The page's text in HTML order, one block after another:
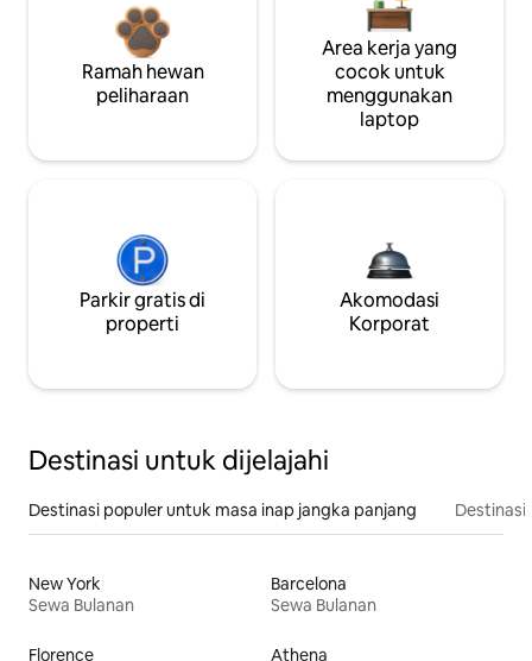
Ramah hewan
peliharaan
Area kerja yang
cocok untuk
menggunakan
laptop
Parkir gratis di
properti
Akomodasi
Korporat
Destinasi untuk dijelajahi
Destinasi populer untuk masa inap jangka panjang Destinasi
New York
Sewa Bulanan
Barcelona
Sewa Bulanan
Florence
Athena